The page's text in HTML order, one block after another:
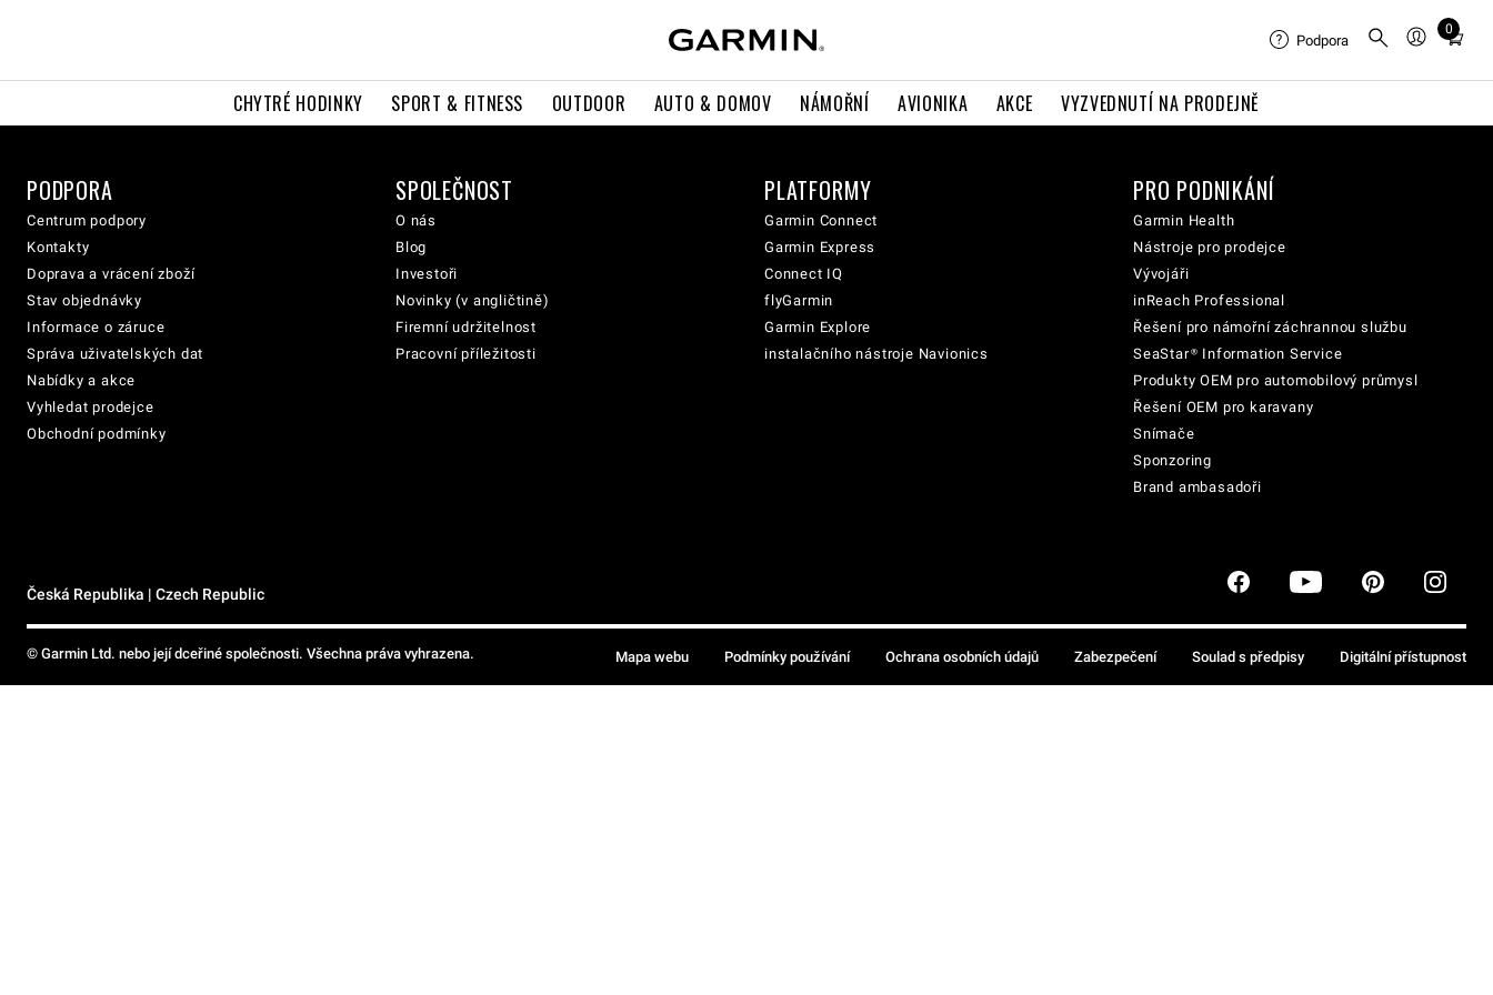
CHYTRÉ HODINKY SPORT & FITNESS OUTDOOR AUTO & DOMOV NÁMOŘNÍ AVIONIKA AKCE VYZVEDNUTÍ NA PRODEJNĚ
Podpora
0
Total
cart:
PODPORA
Centrum podpory
Kontakty
Doprava a vrácení zboží
Stav objednávky
Informace o záruce
Správa uživatelských dat
Nabídky a akce
Vyhledat prodejce
Obchodní podmínky
SPOLEČNOST
O nás
Blog
Investoři
Novinky (v angličtině)
Firemní udržitelnost
Pracovní příležitosti
PLATFORMY
Garmin Connect
Garmin Express
Connect IQ
flyGarmin
Garmin Explore
instalačního nástroje Navionics
PRO PODNIKÁNÍ
Garmin Health
Nástroje pro prodejce
Vývojáři
inReach Professional
Řešení pro námořní záchrannou službu
SeaStar® Information Service
Produkty OEM pro automobilový průmysl
Řešení OEM pro karavany
Snímače
Sponzoring
Brand ambasadoři
Česká Republika | Czech Republic
© Garmin Ltd. nebo její dceřiné společnosti. Všechna práva vyhrazena. Mapa webu Podmínky používání Ochrana osobních údajů Zabezpečení Soulad s předpisy Digitální přístupnost